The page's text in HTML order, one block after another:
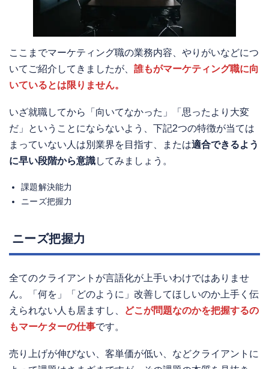
ここまでマーケティング職の業務内容、やりがいなどにつ
いてご紹介してきましたが、 誰もがマーケティング職に向
いているとは限りません。
いざ就職してから「向いてなかった」「思ったより大変
だ」ということにならないよう、下記2つの特徴が当ては
まっていない人は別業界を目指す、または適合できるよう
に早い段階から意識してみましょう。
課題解決能力
ニーズ把握力
ニーズ把握力
全てのクライアントが言語化が上手いわけではありませ
ん。「何を」「どのように」改善してほしいのか上手く伝
えられない人も居ますし、
どこが問題なのかを把握するの
もマーケターの仕事です。
売り上げが伸びない、客単価が低い、などクライアントに